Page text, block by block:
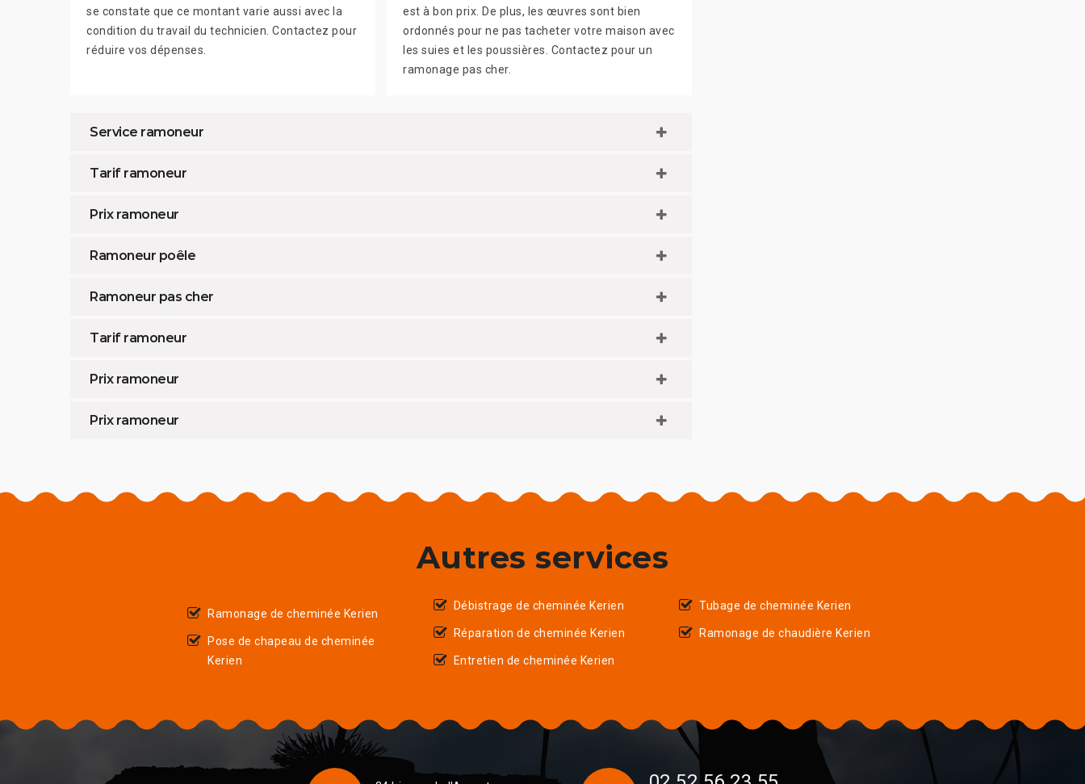
se constate que ce montant varie aussi avec la
condition du travail du technicien. Contactez pour
réduire vos dépenses.
est à bon prix. De plus, les œuvres sont bien
ordonnés pour ne pas tacheter votre maison avec
les suies et les poussières. Contactez pour un
ramonage pas cher.
Service ramoneur
Tarif ramoneur
Prix ramoneur
Ramoneur poêle
Ramoneur pas cher
Tarif ramoneur
Prix ramoneur
Prix ramoneur
Autres services
Ramonage de cheminée Kerien
Pose de chapeau de cheminée
Kerien
Débistrage de cheminée Kerien
Réparation de cheminée Kerien
Entretien de cheminée Kerien
Tubage de cheminée Kerien
Ramonage de chaudière Kerien